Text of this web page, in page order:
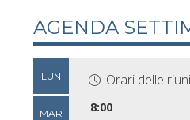
AGENDA
LUN
MAR
Orari delle
8:00